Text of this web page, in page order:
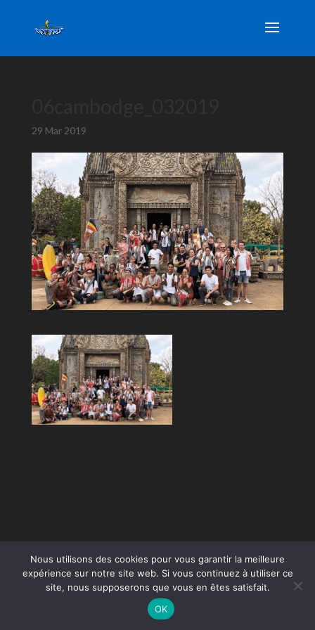
29 Mar 2019
Nous utilisons des cookies pour vous garantir la meilleure
expérience sur notre site web. Si vous continuez à utiliser ce
site, nous supposerons que vous en êtes satisfait.
OK